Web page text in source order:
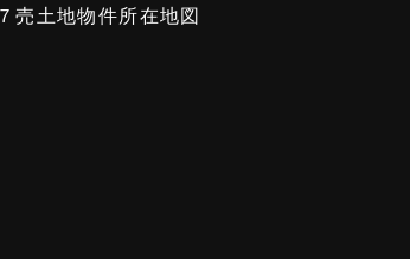
売土地物件所在地図